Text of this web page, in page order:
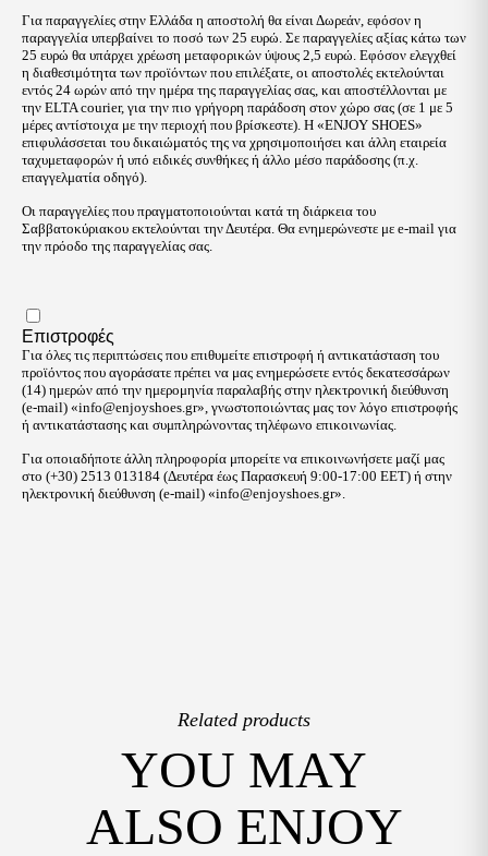
Για παραγγελίες στην Ελλάδα η αποστολή θα είναι Δωρεάν, εφόσον η
παραγγελία υπερβαίνει το ποσό των 25 ευρώ. Σε παραγγελίες αξίας κάτω των
25 ευρώ θα υπάρχει χρέωση μεταφορικών ύψους 2,5 ευρώ. Εφόσον ελεγχθεί
η διαθεσιμότητα των προϊόντων που επιλέξατε, οι αποστολές εκτελούνται
εντός 24 ωρών από την ημέρα της παραγγελίας σας, και αποστέλλονται με
την ELTA courier, για την πιο γρήγορη παράδοση στον χώρο σας (σε 1 με 5
μέρες αντίστοιχα με την περιοχή που βρίσκεστε). Η «ENJOY SHOES»
επιφυλάσσεται του δικαιώματός της να χρησιμοποιήσει και άλλη εταιρεία
ταχυμεταφορών ή υπό ειδικές συνθήκες ή άλλο μέσο παράδοσης (π.χ.
επαγγελματία οδηγό).
Οι παραγγελίες που πραγματοποιούνται κατά τη διάρκεια του
Σαββατοκύριακου εκτελούνται την Δευτέρα. Θα ενημερώνεστε με e-mail για
την πρόοδο της παραγγελίας σας.
Επιστροφές
Για όλες τις περιπτώσεις που επιθυμείτε επιστροφή ή αντικατάσταση του
προϊόντος που αγοράσατε πρέπει να μας ενημερώσετε εντός δεκατεσσάρων
(14) ημερών από την ημερομηνία παραλαβής στην ηλεκτρονική διεύθυνση
(e-mail) «info@enjoyshoes.gr», γνωστοποιώντας μας τον λόγο επιστροφής
ή αντικατάστασης και συμπληρώνοντας τηλέφωνο επικοινωνίας.
Για οποιαδήποτε άλλη πληροφορία μπορείτε να επικοινωνήσετε μαζί μας
στο (+30) 2513 013184 (Δευτέρα έως Παρασκευή 9:00-17:00 EET) ή στην
ηλεκτρονική διεύθυνση (e-mail) «info@enjoyshoes.gr».
Related products
YOU MAY
ALSO ENJOY